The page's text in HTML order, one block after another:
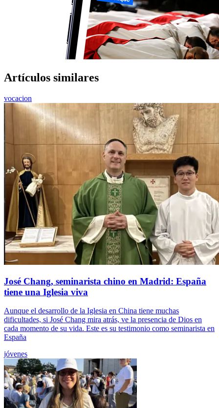
Artículos similares
vocacion
José Chang, seminarista chino en Madrid: España
tiene una Iglesia viva
Aunque el desarrollo de la Iglesia en China tiene muchas
dificultades, si José Chang mira atrás, ve la presencia de Dios en
cada momento de su vida. Este es su testimonio como seminarista en
España
jóvenes